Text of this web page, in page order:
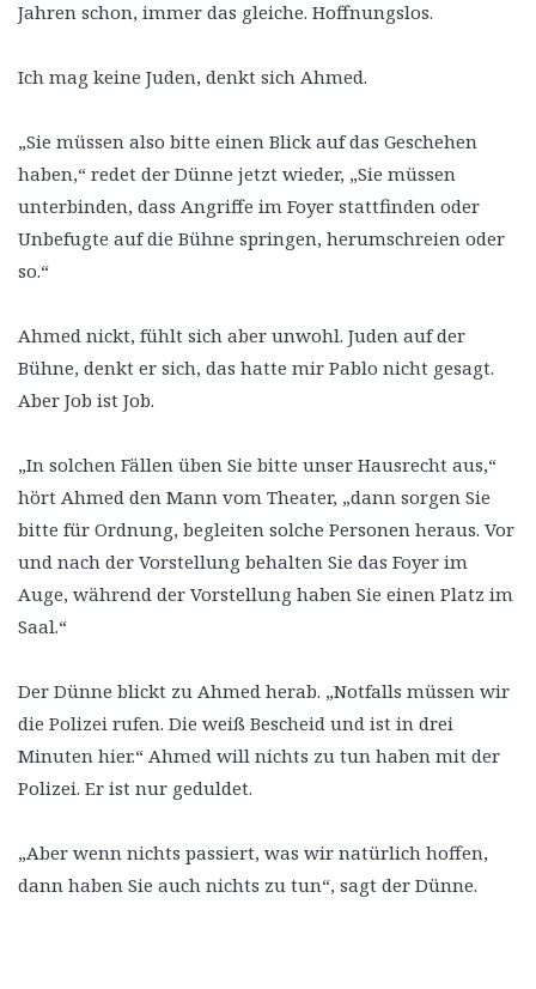
Jahren schon, immer das gleiche. Hoffnungslos.
Ich mag keine Juden, denkt sich Ahmed.
„Sie müssen also bitte einen Blick auf das Geschehen
haben,“ redet der Dünne jetzt wieder, „Sie müssen
unterbinden, dass Angriffe im Foyer stattfinden oder
Unbefugte auf die Bühne springen, herumschreien oder
so.“
Ahmed nickt, fühlt sich aber unwohl. Juden auf der
Bühne, denkt er sich, das hatte mir Pablo nicht gesagt.
Aber Job ist Job.
„In solchen Fällen üben Sie bitte unser Hausrecht aus,“
hört Ahmed den Mann vom Theater, „dann sorgen Sie
bitte für Ordnung, begleiten solche Personen heraus. Vor
und nach der Vorstellung behalten Sie das Foyer im
Auge, während der Vorstellung haben Sie einen Platz im
Saal.“
Der Dünne blickt zu Ahmed herab. „Notfalls müssen wir
die Polizei rufen. Die weiß Bescheid und ist in drei
Minuten hier.“ Ahmed will nichts zu tun haben mit der
Polizei. Er ist nur geduldet.
„Aber wenn nichts passiert, was wir natürlich hoffen,
dann haben Sie auch nichts zu tun“, sagt der Dünne.